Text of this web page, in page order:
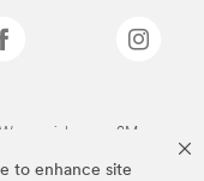
to enhance site
von 3M.